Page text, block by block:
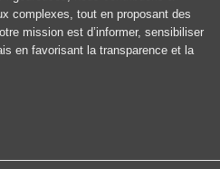
complexes, tout en proposant des
mission est d’informer, sensibiliser
en favorisant la transparence et la